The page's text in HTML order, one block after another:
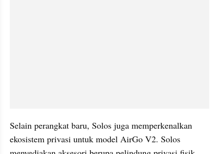
Selain perangkat baru, Solos juga memperkenalkan
ekosistem privasi untuk model AirGo V2. Solos